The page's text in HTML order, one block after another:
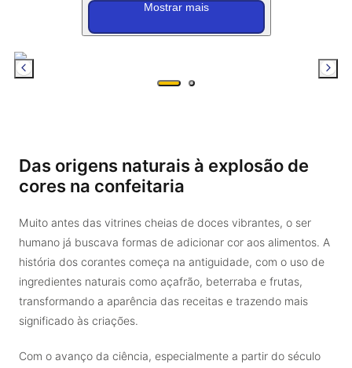
Mostrar mais
Das origens naturais à explosão de
cores na confeitaria
Muito antes das vitrines cheias de doces vibrantes, o ser
humano já buscava formas de adicionar cor aos alimentos. A
história dos corantes começa na antiguidade, com o uso de
ingredientes naturais como açafrão, beterraba e frutas,
transformando a aparência das receitas e trazendo mais
significado às criações.
Com o avanço da ciência, especialmente a partir do século